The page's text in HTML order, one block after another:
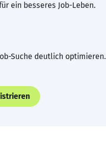
ein besseres Job-Leben.
Suche deutlich optimieren.